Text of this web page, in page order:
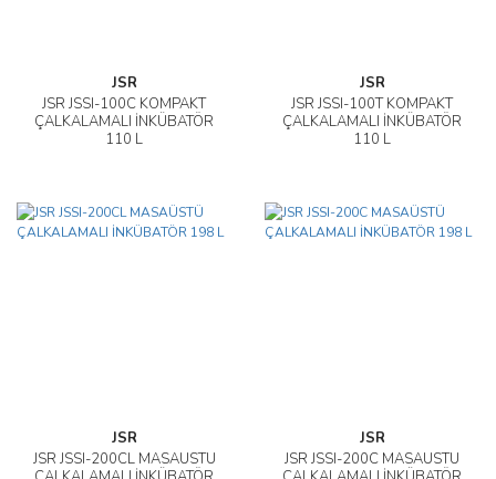
JSR
JSR JSSI-100C KOMPAKT
ÇALKALAMALI İNKÜBATÖR
110 L
JSR
JSR JSSI-100T KOMPAKT
ÇALKALAMALI İNKÜBATÖR
110 L
JSR
JSR JSSI-200CL MASAÜSTÜ
JSR
JSR JSSI-200C MASAÜSTÜ